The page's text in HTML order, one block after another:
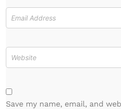
Save my name, email, and